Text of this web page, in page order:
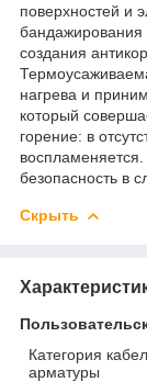
поверхностей и
бандажирования
создания
нагрева и
который
горение: в
безопасность в
Скрыть
Категория
арматуры